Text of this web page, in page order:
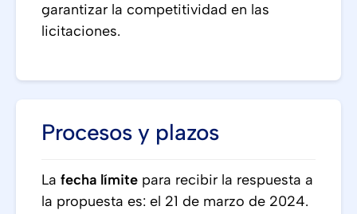
garantizar la competitividad en las
licitaciones.
Procesos y plazos
La fecha límite para recibir la respuesta a
la propuesta es: el 21 de marzo de 2024.